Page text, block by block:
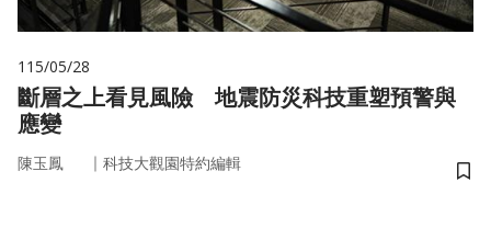
115/05/28
斷層之上看見風險 地震防災科技重塑預警與
應變
陳玉鳳 ｜ 科技大觀園特約編輯
儲